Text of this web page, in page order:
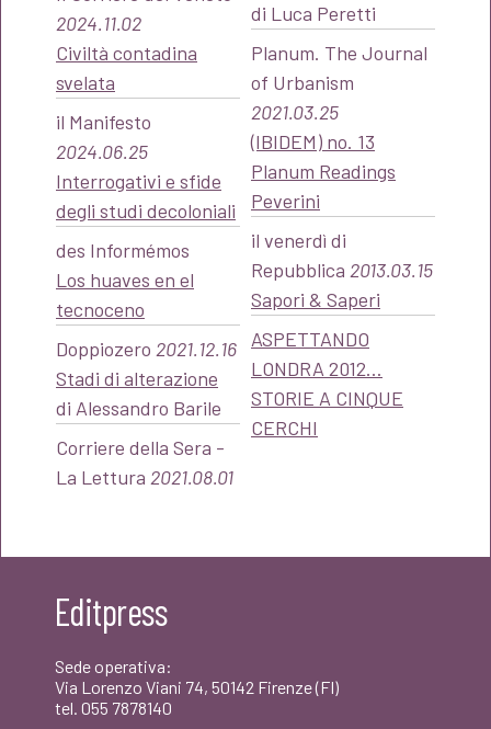
2024.11.02
Civiltà contadina
svelata
il Manifesto
2024.06.25
Interrogativi e sfide
degli studi decoloniali
des Informémos
Los huaves en el
tecnoceno
Doppiozero 2021.12.16
Stadi di alterazione
di Alessandro Barile
Corriere della Sera -
La Lettura 2021.08.01
di Luca Peretti
Planum. The Journal
of Urbanism
2021.03.25
(IBIDEM) no. 13
Planum Readings
Peverini
il venerdì di
Repubblica 2013.03.15
Sapori & Saperi
ASPETTANDO
LONDRA 2012…
STORIE A CINQUE
CERCHI
Editpress
Sede operativa:
Via Lorenzo Viani 74, 50142 Firenze (FI)
tel. 055 7878140